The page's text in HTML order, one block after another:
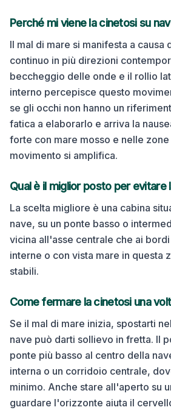
Perché mi viene la cinetosi su
Il mal di mare si manifesta a causa
continuo in più direzioni
beccheggio delle onde e il rollio
interno percepisce questo
se gli occhi non hanno un
fatica a elaborarlo e arriva la
forte con mare mosso e nelle
movimento si amplifica.
Qual è il miglior posto per evitare
La scelta migliore è una cabina
nave, su un ponte basso o
vicina all'asse centrale che ai
interne o con vista mare in questa
stabili.
Come fermare la cinetosi una
Se il mal di mare inizia, spostarti
nave può darti sollievo in fretta. Il
ponte più basso al centro della
interna o un corridoio centrale,
minimo. Anche stare all'aperto su
guardare l'orizzonte aiuta il